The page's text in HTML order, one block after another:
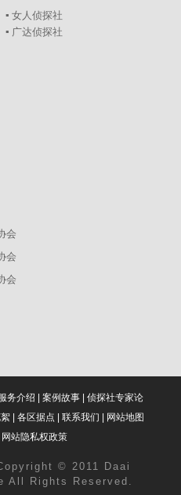
▪ 女人侦探社
▪ 广达侦探社
会
会
会
务介绍 案例故事| 侦探社专家论
| 各区据点 联系我们
网站地图
网站隐私权政策
© 2011 Daai
All Rights Reserved.